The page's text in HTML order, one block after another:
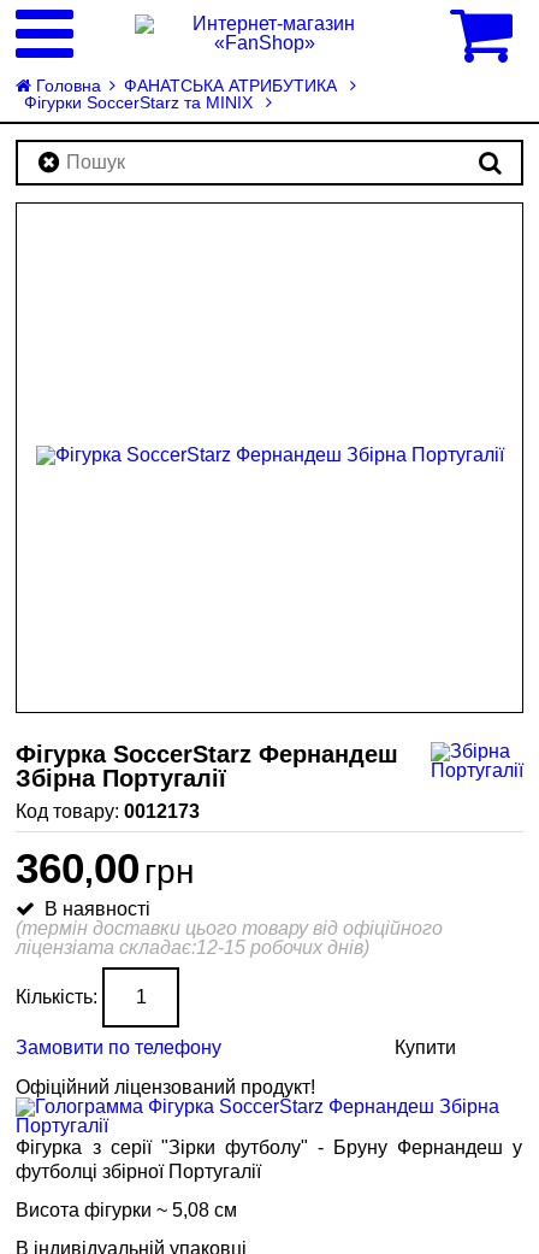
Головна
ФАНАТСЬКА АТРИБУТИКА
Фігурки SoccerStarz та MINIX
Фігурка SoccerStarz Фернандеш
Збірна Португалії
0012173
360,00 грн
В наявності
(термін доставки цього товару від офіційного
ліцензіата складає:12-15 робочих днів)
Кількість:
Замовити по телефону
Купити
Офіційний ліцензований продукт!
Фігурка з серії "Зірки футболу" - Бруну Фернандеш у
футболці збірної Португалії
Висота фігурки ~ 5,08 см
В індивідуальній упаковці